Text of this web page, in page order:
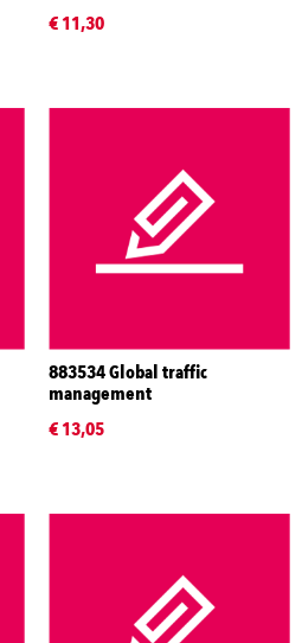
€ 11,30
883534 Global traffic
management
€ 13,05